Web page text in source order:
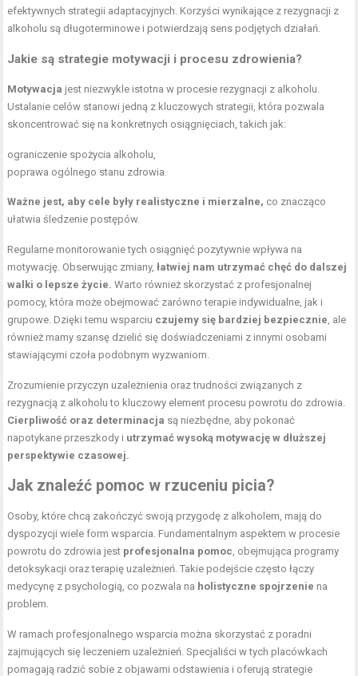
efektywnych strategii adaptacyjnych. Korzyści wynikające z rezygnacji z
alkoholu są długoterminowe i potwierdzają sens podjętych działań.
Jakie są strategie motywacji i procesu zdrowienia?
Motywacja jest niezwykle istotna w procesie rezygnacji z alkoholu.
Ustalanie celów stanowi jedną z kluczowych strategii, która pozwala
skoncentrować się na konkretnych osiągnięciach, takich jak:
ograniczenie spożycia alkoholu,
poprawa ogólnego stanu zdrowia.
Ważne jest, aby cele były realistyczne i mierzalne, co znacząco
ułatwia śledzenie postępów.
Regularne monitorowanie tych osiągnięć pozytywnie wpływa na
motywację. Obserwując zmiany,łatwiej nam utrzymać chęć do dalszej
walki o lepsze życie. Warto również skorzystać z profesjonalnej
pomocy, która może obejmować zarówno terapie indywidualne, jak i
grupowe. Dzięki temu wsparciu czujemy się bardziej bezpiecznie , ale
również mamy szansę dzielić się doświadczeniami z innymi osobami
stawiającymi czoła podobnym wyzwaniom.
Zrozumienie przyczyn uzależnienia oraz trudności związanych z
rezygnacją z alkoholu to kluczowy element procesu powrotu do zdrowia.
Cierpliwość oraz determinacja są niezbędne, aby pokonać
napotykane przeszkody i utrzymać wysoką motywację w dłuższej
perspektywie czasowej.
Jak znaleźć pomoc w rzuceniu picia?
Osoby, które chcą zakończyć swoją przygodę z alkoholem, mają do
dyspozycji wiele form wsparcia. Fundamentalnym aspektem w procesie
powrotu do zdrowia jest profesjonalna pomoc , obejmująca programy
detoksykacji oraz terapię uzależnień. Takie podejście często łączy
medycynę z psychologią, co pozwala na holistyczne spojrzenie na
problem.
W ramach profesjonalnego wsparcia można skorzystać z poradni
zajmujących się leczeniem uzależnień. Specjaliści w tych placówkach
pomagają radzić sobie z objawami odstawienia i oferują strategie